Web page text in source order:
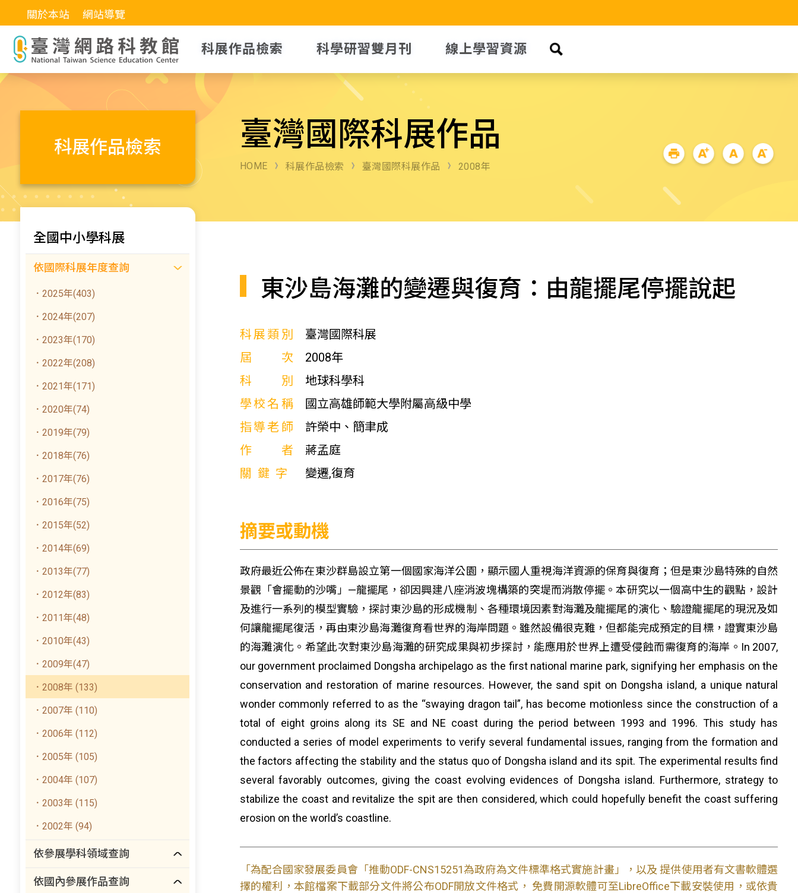
關於本站 網站導覽
科展作品檢索 科學研習雙月刊 線上學習資源
科展作品檢索 臺灣國際科展作品
HOME 科展作品檢索 臺灣國際科展作品 2008年
全國中小學科展
依國際科展年度查詢
．2025年(403)
．2024年(207)
．2023年(170)
．2022年(208)
．2021年(171)
．2020年(74)
．2019年(79)
．2018年(76)
．2017年(76)
．2016年(75)
．2015年(52)
．2014年(69)
．2013年(77)
．2012年(83)
．2011年(48)
．2010年(43)
．2009年(47)
．2008年 (133)
．2007年 (110)
．2006年 (112)
．2005年 (105)
．2004年 (107)
．2003年 (115)
．2002年 (94)
依參展學科領域查詢
依國內參展作品查詢
東沙島海灘的變遷與復育：由龍擺尾停擺說起
科展類別
臺灣國際科展
屆次
2008年
科別
地球科學科
學校名稱
國立高雄師範大學附屬高級中學
指導老師
許榮中、簡聿成
作者
蔣孟庭
關鍵字
變遷,復育
摘要或動機
政府最近公佈在東沙群島設立第一個國家海洋公園，顯示國人重視海洋資源的保育與復育；但是東沙島特殊的自然
景觀「會擺動的沙嘴」—龍擺尾，卻因興建八座消波塊構築的突堤而消散停擺。本研究以一個高中生的觀點，設計
及進行一系列的模型實驗，探討東沙島的形成機制、各種環境因素對海灘及龍擺尾的演化、驗證龍擺尾的現況及如
何讓龍擺尾復活，再由東沙島海灘復育看世界的海岸問題。雖然設備很克難，但都能完成預定的目標，證實東沙島
的海灘演化。希望此次對東沙島海灘的研究成果與初步探討，能應用於世界上遭受侵蝕而需復育的海岸。In 2007,
our government proclaimed Dongsha archipelago as the first national marine park, signifying her emphasis on the
conservation and restoration of marine resources. However, the sand spit on Dongsha island, a unique natural
wonder commonly referred to as the “swaying dragon tail”, has become motionless since the construction of a
total of eight groins along its SE and NE coast during the period between 1993 and 1996. This study has
conducted a series of model experiments to verify several fundamental issues, ranging from the formation and
the factors affecting the stability and the status quo of Dongsha island and its spit. The experimental results find
several favorably outcomes, giving the coast evolving evidences of Dongsha island. Furthermore, strategy to
stabilize the coast and revitalize the spit are then considered, which could hopefully benefit the coast suffering
erosion on the world’s coastline.
「為配合國家發展委員會「推動ODF-CNS15251為政府為文件標準格式實施計畫」，以及 提供使用者有文書軟體選
擇的權利，本館檔案下載部分文件將公布ODF開放文件格式， 免費開源軟體可至LibreOffice下載安裝使用，或依貴